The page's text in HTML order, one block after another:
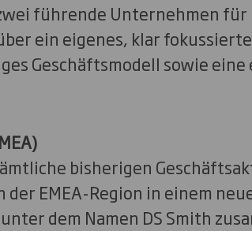
führende Unternehmen
ein eigenes, klar
Geschäftsmodell sowie eine
bisherigen
EMEA-Region in einem
dem Namen DS Smith